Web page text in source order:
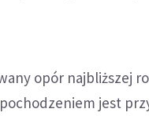
opór najbliższej
jest